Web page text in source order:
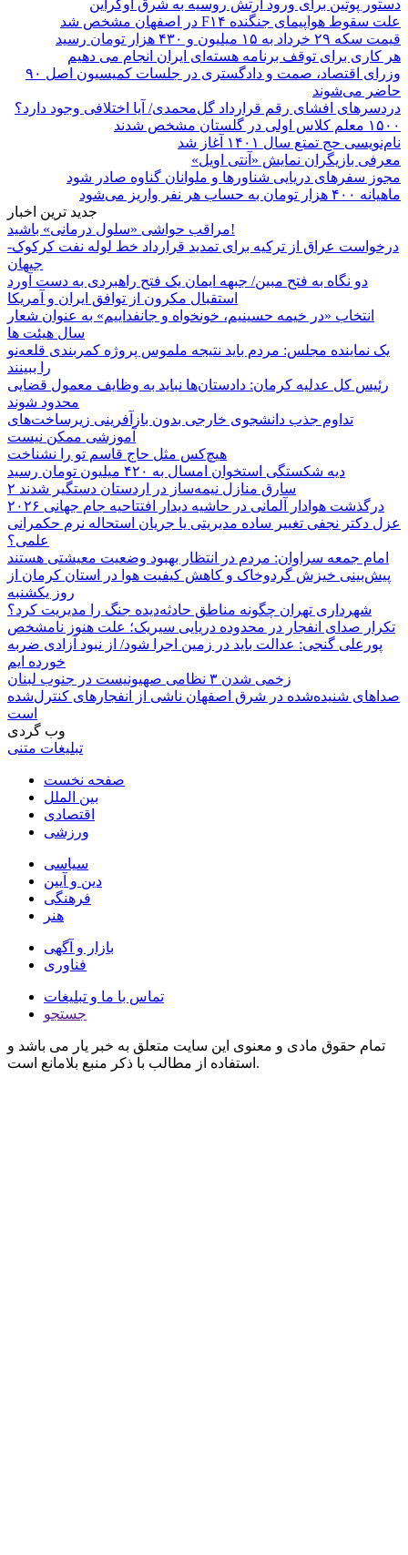
دستور پوتین برای ورود ارتش روسیه به شرق اوکراین
علت سقوط هواپیمای جنگنده F۱۴ در اصفهان مشخص شد
قیمت سکه ۲۹ خرداد به ۱۵ میلیون و ۴۳۰ هزار تومان رسید
هر کاری برای توقف برنامه هسته‌ای ایران انجام می دهیم
وزرای اقتصاد، صمت و دادگستری در جلسات کمیسیون اصل ۹۰
حاضر می‌شوند
دردسرهای افشای رقم قرارداد گل‌محمدی/ آیا اختلافی وجود دارد؟
۱۵۰۰ معلم کلاس اولی در گلستان مشخص شدند
نام‌نویسی حج تمتع سال ۱۴۰۱ آغاز شد
معرفی بازیگران نمایش «آنتی اویل»
مجوز سفرهای دریایی شناورها و ملوانان گناوه صادر شود
ماهیانه ۴۰۰ هزار تومان به حساب هر نفر واریز می‌شود
جدید ترین اخبار
مراقب حواشی «سلول درمانی» باشید!
درخواست عراق از ترکیه برای تمدید قرارداد خط لوله نفت کرکوک-
جیهان
دو نگاه به فتح مبین/ جبهه ایمان یک فتح راهبردی به دست آورد
استقبال مکرون از توافق ایران و آمریکا
انتخاب «در خیمه حسینیم، خونخواه و جانفداییم» به عنوان شعار
سال هیئت ها
یک نماینده مجلس: مردم باید نتیجه ملموس پروژه کمربندی قلعه‌نو
را ببینند
رئیس کل عدلیه کرمان: دادستان‌ها نباید به وظایف معمول قضایی
محدود شوند
تداوم جذب دانشجوی خارجی بدون بازآفرینی زیرساخت‌های
آموزشی ممکن نیست
هیچ‌کس مثل حاج قاسم تو را نشناخت
دیه شکستگی استخوان امسال به ۴۲۰ میلیون تومان رسید
۲ سارق منازل نیمه‌ساز در اردستان دستگیر شدند
درگذشت هوادار آلمانی در حاشیه دیدار افتتاحیه جام جهانی ۲۰۲۶
عزل دکتر نجفی تغییر ساده مدیریتی یا جریان استحاله نرم حکمرانی
علمی؟
امام جمعه سراوان: مردم در انتظار بهبود وضعیت معیشتی هستند
پیش‌بینی خیزش گردوخاک و کاهش کیفیت هوا در استان کرمان از
روز یکشنبه
شهرداری تهران چگونه مناطق حادثه‌دیده جنگ را مدیریت کرد؟
تکرار صدای انفجار در محدوده دریایی سیریک؛ علت هنوز نامشخص
پورعلی گنجی: عدالت باید در زمین اجرا شود/ از نبود آزادی ضربه
خورده ایم
زخمی شدن ۳ نظامی صهیونیست در جنوب لبنان
صداهای شنیده‌شده در شرق اصفهان ناشی از انفجارهای کنترل‌شده
است
وب گردی
تبلیغات متنی
صفحه نخست
بین الملل
اقتصادی
ورزشی
سیاسی
دین و آیین
فرهنگی
هنر
بازار و آگهی
فناوری
تماس با ما و تبلیغات
جستجو
تمام حقوق مادی و معنوی این سایت متعلق به خبر یار می باشد و
استفاده از مطالب با ذکر منبع بلامانع است.